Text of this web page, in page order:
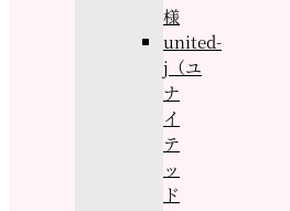
様
united-
j（ユ
ナ
イ
テ
ッ
ド